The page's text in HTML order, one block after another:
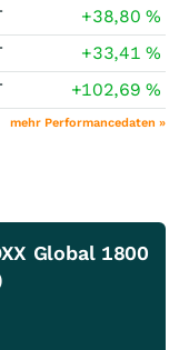
+38,80%
+33,41%
+102,69%
mehr Performancedaten »
Global 1800